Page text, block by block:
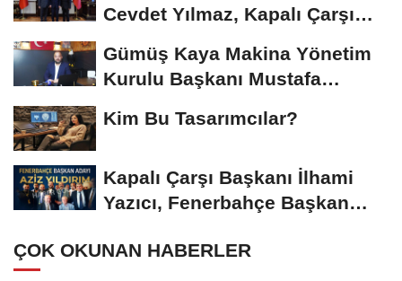
Cevdet Yılmaz, Kapalı Çarşı
Gümüş Kaya Makina Yönetim
Kurulu Başkanı Mustafa
Kim Bu Tasarımcılar?
Kapalı Çarşı Başkanı İlhami
Yazıcı, Fenerbahçe Başkan
ÇOK OKUNAN HABERLER